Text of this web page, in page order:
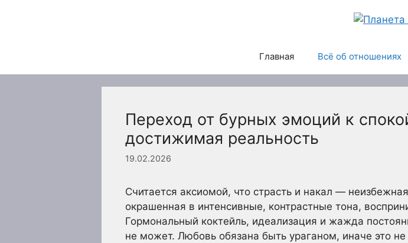
Главная Всё об отношениях
Переход от бурных эмоций к
достижимая реальность
19.02.2026
Считается аксиомой, что страсть и накал —
окрашенная в интенсивные, контрастные тона,
Гормональный коктейль, идеализация и жажда
не может. Любовь обязана быть ураганом, иначе это